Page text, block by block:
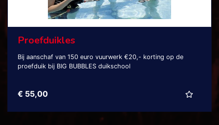
Proefduikles
Bij aanschaf van 150 euro vuurwerk €20,- korting op de
proefduik bij BIG BUBBLES duikschool
€ 55,00